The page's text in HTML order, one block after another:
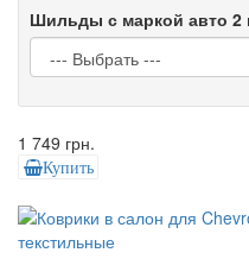
Шильды с маркой авто 2
1 749 грн.
Купить